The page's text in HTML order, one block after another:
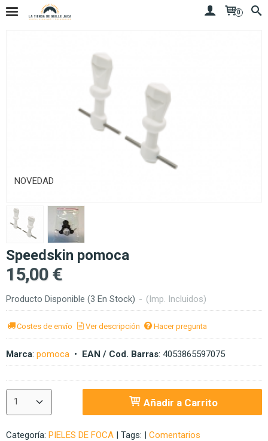
0
NOVEDAD
Speedskin pomoca
15,00 €
Producto Disponible (3 En Stock) - (Imp. Incluidos)
Costes de envío Ver descripción Hacer pregunta
Marca: pomoca • EAN / Cod. Barras: 4053865597075
Añadir a Carrito
Categoría: PIELES DE FOCA | Tags: | Comentarios